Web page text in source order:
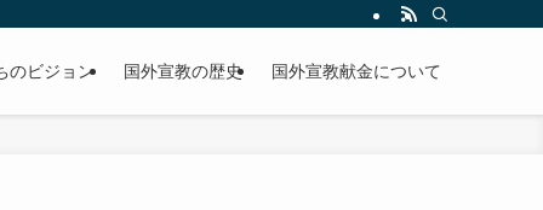
のビジョン 国外宣教の歴史 国外宣教献金について